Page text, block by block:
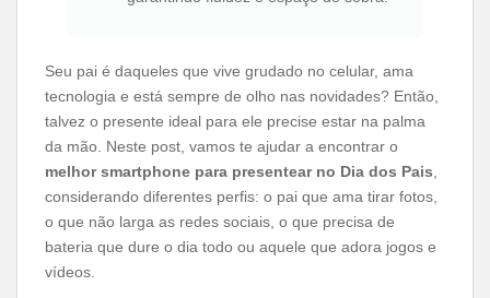
Seu pai é daqueles que vive grudado no celular, ama
tecnologia e está sempre de olho nas novidades? Então,
talvez o presente ideal para ele precise estar na palma
da mão. Neste post, vamos te ajudar a encontrar o
melhor smartphone para presentear no Dia dos Pais,
considerando diferentes perfis: o pai que ama tirar fotos,
o que não larga as redes sociais, o que precisa de
bateria que dure o dia todo ou aquele que adora jogos e
vídeos.